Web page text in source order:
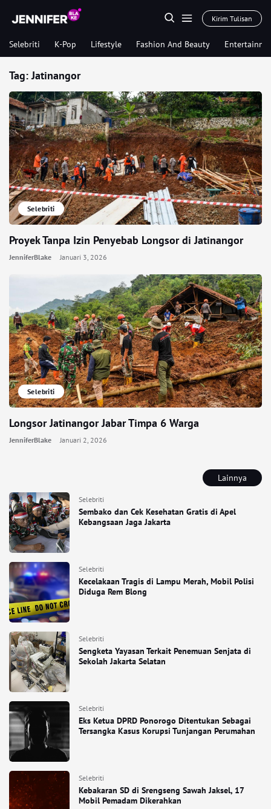
Kirim Tulisan
Selebriti K-Pop Lifestyle Fashion And Beauty
Lainnya
Selebriti
Sembako dan Cek Kesehatan Gratis di Apel
Kebangsaan Jaga Jakarta
Selebriti
Kecelakaan Tragis di Lampu Merah, Mobil Polisi
Diduga Rem Blong
Selebriti
Sengketa Yayasan Terkait Penemuan Senjata di
Sekolah Jakarta Selatan
Selebriti
Eks Ketua DPRD Ponorogo Ditentukan Sebagai
Tersangka Kasus Korupsi Tunjangan Perumahan
Selebriti
Kebakaran SD di Srengseng Sawah Jaksel, 17
Mobil Pemadam Dikerahkan
Tag:Jatinangor
Selebriti
Proyek Tanpa Izin Penyebab Longsor di Jatinangor
JenniferBlake Januari 3, 2026
Selebriti
Longsor Jatinangor Jabar Timpa 6 Warga
JenniferBlake Januari 2, 2026